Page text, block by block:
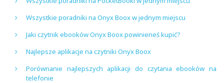
Wszystkie poradniki na Onyx Boox w jednym miejscu
Jaki czytnik ebooków Onyx Boox powinieneś kupić?
Najlepsze aplikacje na czytniki Onyx Boox
Porównanie najlepszych aplikacji do czytania ebooków na
telefonie